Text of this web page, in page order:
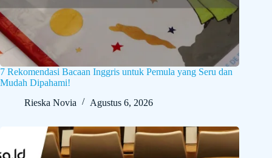
7 Rekomendasi Bacaan Inggris untuk Pemula yang Seru dan
Mudah Dipahami!
Rieska Novia
Agustus 6, 2026